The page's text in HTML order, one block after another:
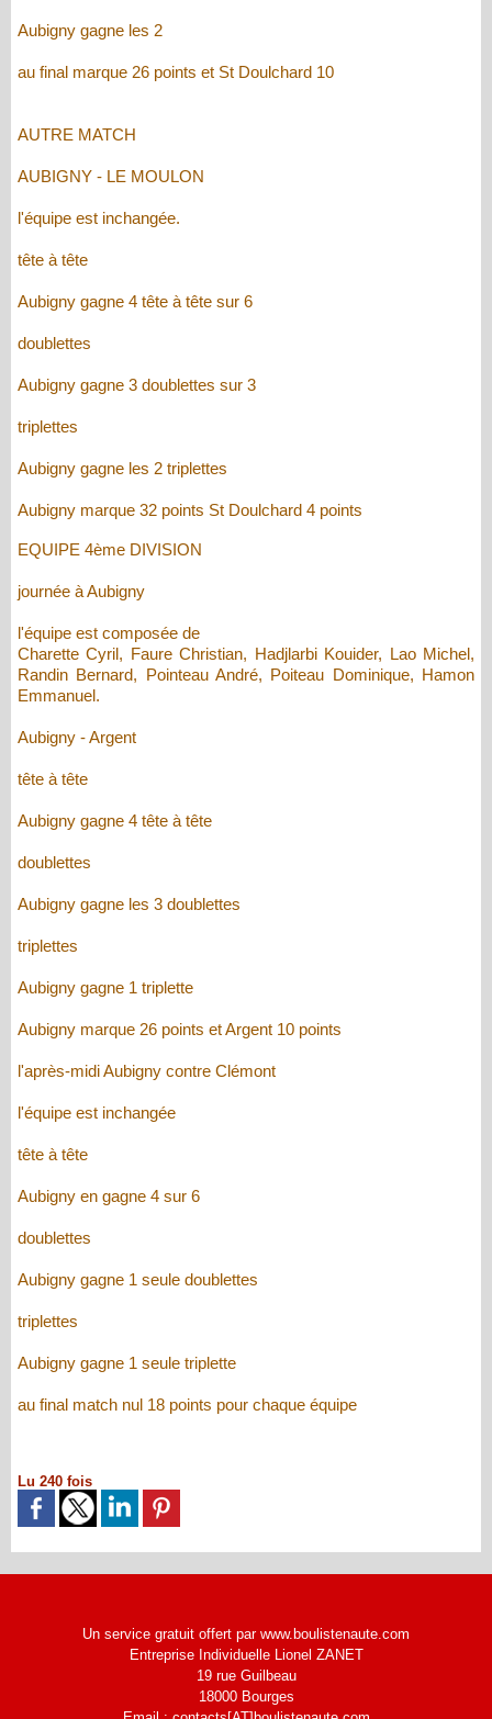
Aubigny gagne les 2
au final marque 26 points et St Doulchard 10
AUTRE MATCH
AUBIGNY - LE MOULON
l'équipe est inchangée.
tête à tête
Aubigny gagne 4 tête à tête sur 6
doublettes
Aubigny gagne 3 doublettes sur 3
triplettes
Aubigny gagne les 2 triplettes
Aubigny marque 32 points St Doulchard 4 points
EQUIPE 4ème DIVISION
journée à Aubigny
l'équipe est composée de
Charette Cyril, Faure Christian, Hadjlarbi Kouider, Lao Michel,
Randin Bernard, Pointeau André, Poiteau Dominique, Hamon
Emmanuel.
Aubigny - Argent
tête à tête
Aubigny gagne 4 tête à tête
doublettes
Aubigny gagne les 3 doublettes
triplettes
Aubigny gagne 1 triplette
Aubigny marque 26 points et Argent 10 points
l'après-midi Aubigny contre Clémont
l'équipe est inchangée
tête à tête
Aubigny en gagne 4 sur 6
doublettes
Aubigny gagne 1 seule doublettes
triplettes
Aubigny gagne 1 seule triplette
au final match nul 18 points pour chaque équipe
Lu 240 fois
Un service gratuit offert par www.boulistenaute.com
Entreprise Individuelle Lionel ZANET
19 rue Guilbeau
18000 Bourges